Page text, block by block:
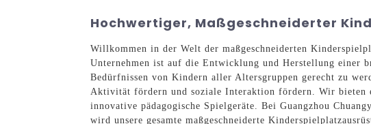
Hochwertiger, Maßgeschneiderter
Willkommen in der Welt der maßgeschneiderten
Unternehmen ist auf die Entwicklung und Herstellung einer
Bedürfnissen von Kindern aller Altersgruppen gerecht zu
Aktivität fördern und soziale Interaktion fördern. Wir bieten
innovative pädagogische Spielgeräte. Bei Guangzhou
wird unsere gesamte maßgeschneiderte